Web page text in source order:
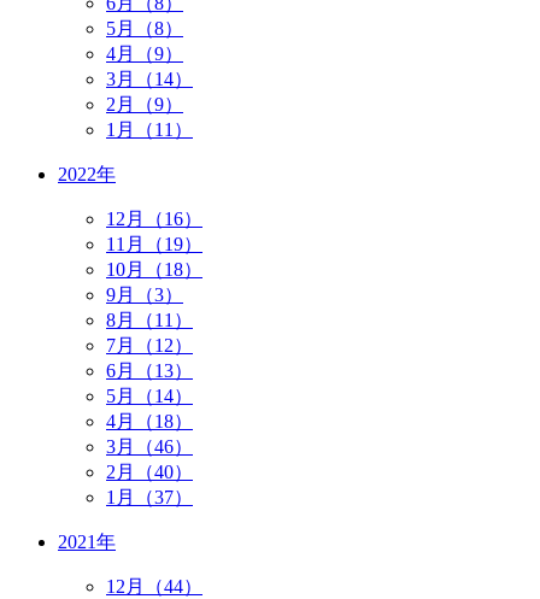
5月（8）
4月（9）
3月（14）
2月（9）
1月（11）
2022年
12月（16）
11月（19）
10月（18）
9月（3）
8月（11）
7月（12）
6月（13）
5月（14）
4月（18）
3月（46）
2月（40）
1月（37）
2021年
12月（44）